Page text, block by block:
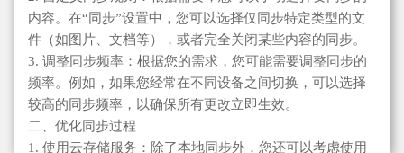
内容。在“同步”设置中，您可以选择仅同步特定类型的文
件（如图片、文档等），或者完全关闭某些内容的同步。
3. 调整同步频率：根据您的需求，您可能需要调整同步的
频率。例如，如果您经常在不同设备之间切换，可以选择
较高的同步频率，以确保所有更改立即生效。
二、优化同步过程
1. 使用云存储服务：除了本地同步外，您还可以考虑使用